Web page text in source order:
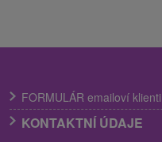
FORMULÁR emailoví klienti
KONTAKTNÍ ÚDAJE